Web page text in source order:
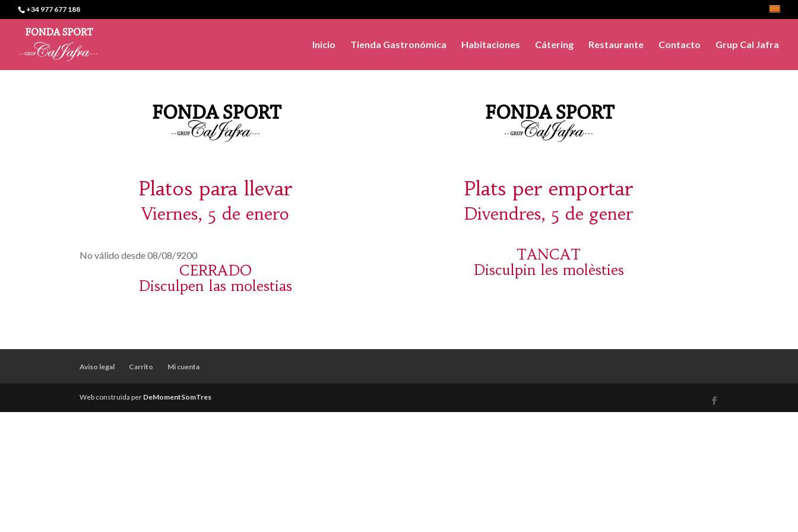
+34 977 677 188
Inicio Tienda Gastronómica Habitaciones Cátering Restaurante Contacto Grup Cal Jafra
Platos para llevar
Viernes, 5 de enero
No válido desde 08/08/9200
CERRADO
Disculpen las molestias
Plats per emportar
Divendres, 5 de gener
TANCAT
Disculpin les molèsties
Aviso legal Carrito Mi cuenta
Web construïda per DeMomentSomTres